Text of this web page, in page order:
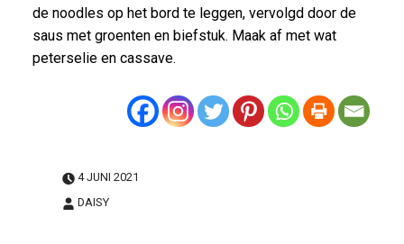
de noodles op het bord te leggen, vervolgd door de
saus met groenten en biefstuk. Maak af met wat
peterselie en cassave.
4 JUNI 2021
DAISY